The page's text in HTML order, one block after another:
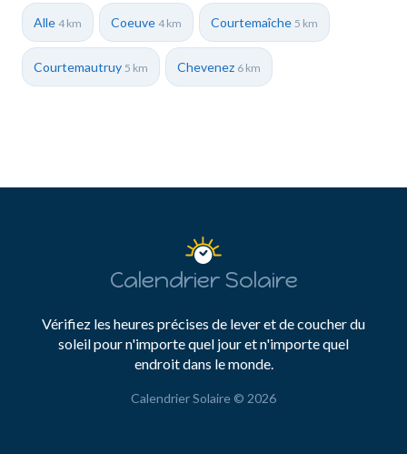
Alle 4 km Coeuve 4 km Courtemaîche 5 km
Courtemautruy 5 km Chevenez 6 km
Calendrier Solaire
Vérifiez les heures précises de lever et de coucher du
soleil pour n'importe quel jour et n'importe quel
endroit dans le monde.
Calendrier Solaire © 2026